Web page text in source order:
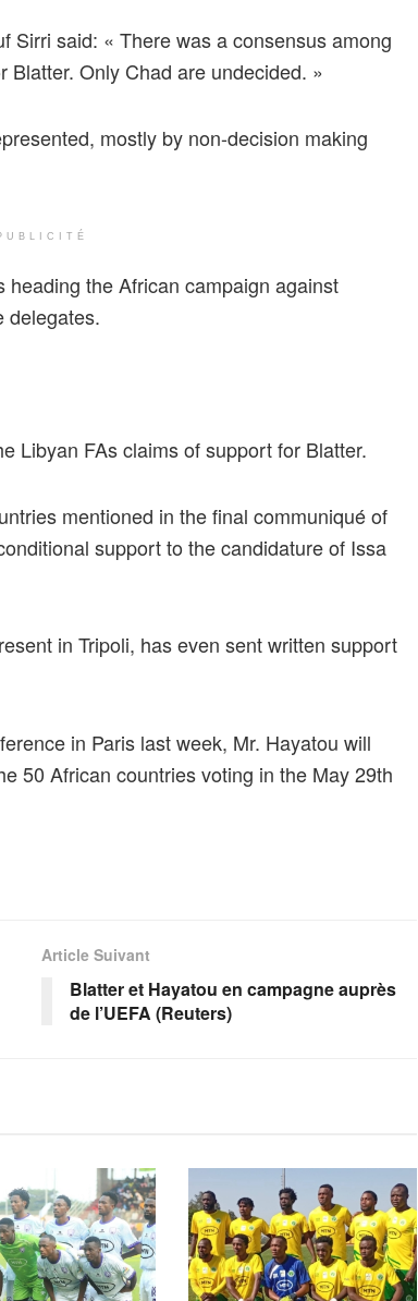
Sirri said: « There was a consensus among
Only Chad are undecided. »
mostly by non-decision making
heading the African campaign against
delegates.
Libyan FAs claims of support for Blatter.
mentioned in the final communiqué of
support to the candidature of Issa
in Tripoli, has even sent written support
in Paris last week, Mr. Hayatou will
50 African countries voting in the May 29th
Article Suivant
Blatter et Hayatou en campagne auprès
de l’UEFA (Reuters)